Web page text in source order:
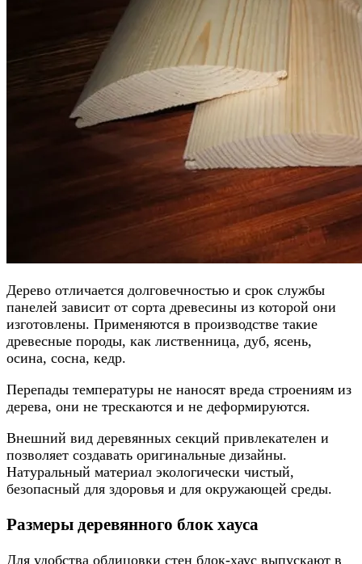
Дерево отличается долговечностью и срок службы
панелей зависит от сорта древесины из которой они
изготовлены. Применяются в производстве такие
древесные породы, как лиственница, дуб, ясень,
осина, сосна, кедр.
Перепады температуры не наносят вреда строениям из
дерева, они не трескаются и не деформируются.
Внешний вид деревянных секций привлекателен и
позволяет создавать оригинальные дизайны.
Натуральный материал экологически чистый,
безопасный для здоровья и для окружающей среды.
Размеры деревянного блок хауса
Для удобства облицовки стен блок-хаус выпускают в